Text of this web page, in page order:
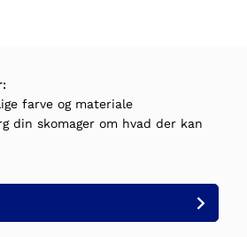
farve og materiale
din skomager om hvad der kan